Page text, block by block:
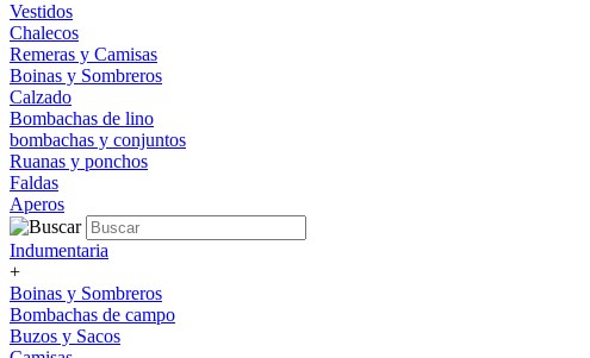
Vestidos
Chalecos
Remeras y Camisas
Boinas y Sombreros
Calzado
Bombachas de lino
bombachas y conjuntos
Ruanas y ponchos
Faldas
Aperos
Indumentaria
+
Boinas y Sombreros
Bombachas de campo
Buzos y Sacos